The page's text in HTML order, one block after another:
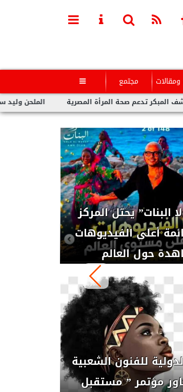
ومقالات مجتمع 
الملحن وليد سعد : أزمة تووليت المصرية
” كنت واحد من
لدعم ذوى التوحد
الموسيقار
وتغنى ” ماشية